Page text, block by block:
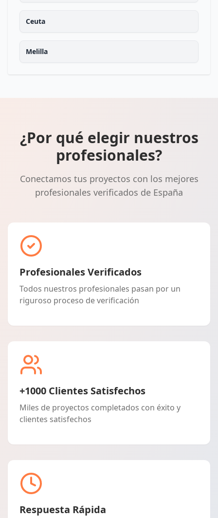
Ceuta
Melilla
¿Por qué elegir nuestros
profesionales?
Conectamos tus proyectos con los mejores
profesionales verificados de España
Profesionales Verificados
Todos nuestros profesionales pasan por un
riguroso proceso de verificación
+1000 Clientes Satisfechos
Miles de proyectos completados con éxito y
clientes satisfechos
Respuesta Rápida